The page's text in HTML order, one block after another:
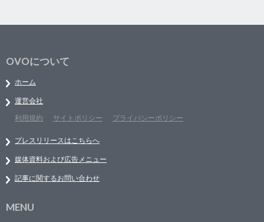
OVOについて
ホーム
運営会社
利用規約
サイトポリシー プライバシーポリシー
プレスリリースはこちらへ
媒体資料および広告メニュー
記事に関するお問い合わせ
MENU